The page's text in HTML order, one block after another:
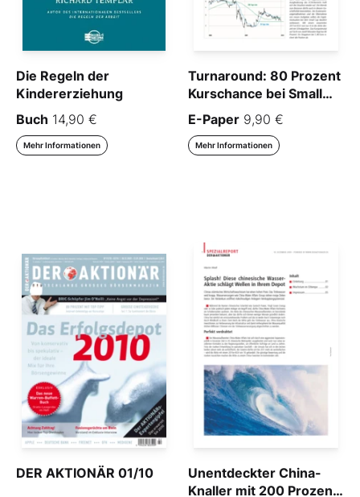
Die Regeln der
Kindererziehung
Buch 14,90 €
Mehr Informationen
Turnaround: 80 Prozent
Kurschance bei Small
Cap
E-Paper 9,90 €
Mehr Informationen
DER AKTIONÄR 01/10
Unentdeckter China-
Knaller mit 200 Prozent